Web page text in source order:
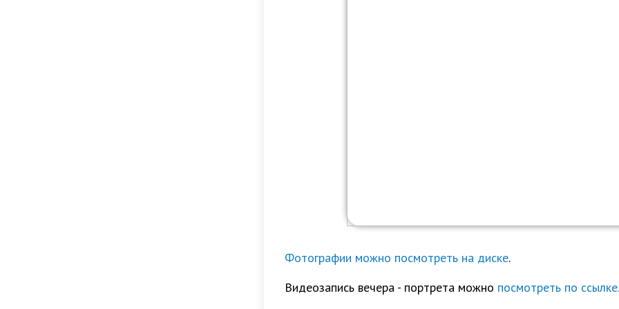
Фотографии можно посмотреть на диске.
Видеозапись вечера - портрета можно посмотреть по ссылке.